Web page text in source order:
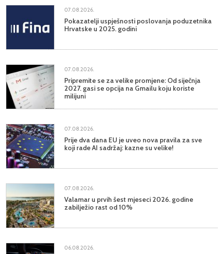
07.08.2026.
Pokazatelji uspješnosti poslovanja poduzetnika
Hrvatske u 2025. godini
07.08.2026.
Pripremite se za velike promjene: Od siječnja
2027. gasi se opcija na Gmailu koju koriste
milijuni
07.08.2026.
Prije dva dana EU je uveo nova pravila za sve
koji rade AI sadržaj: kazne su velike!
07.08.2026.
Valamar u prvih šest mjeseci 2026. godine
zabilježio rast od 10%
06.08.2026.